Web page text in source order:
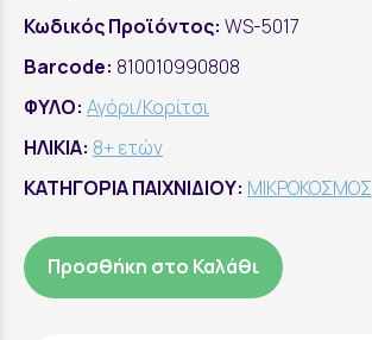
Κωδικός Προϊόντος: WS-5017
Barcode: 810010990808
ΦΥΛΟ: Αγόρι/Κορίτσι
ΗΛΙΚΙΑ: 8+ ετών
ΚΑΤΗΓΟΡΙΑ ΠΑΙΧΝΙΔΙΟΥ: ΜΙΚΡΟΚΟΣΜΟΣ
Προσθήκη στο Καλάθι